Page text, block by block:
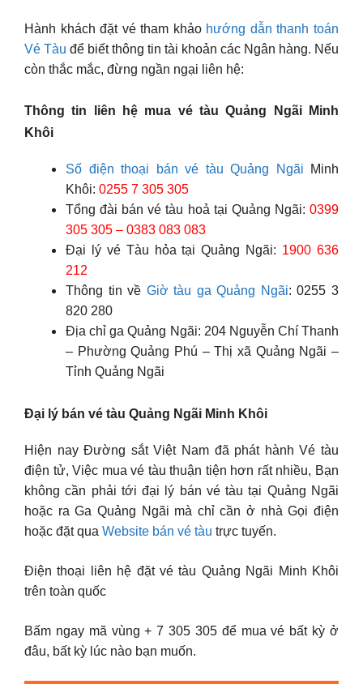
Hành khách đặt vé tham khảo hướng dẫn thanh toán
Vé Tàu để biết thông tin tài khoản các Ngân hàng. Nếu
còn thắc mắc, đừng ngần ngại liên hệ:
Thông tin liên hệ mua vé tàu Quảng Ngãi Minh
Khôi
Số điện thoại bán vé tàu Quảng Ngãi Minh
Khôi: 0255 7 305 305
Tổng đài bán vé tàu hoả tại Quảng Ngãi: 0399
305 305 – 0383 083 083
Đại lý vé Tàu hỏa tại Quảng Ngãi: 1900 636
212
Thông tin về Giờ tàu ga Quảng Ngãi: 0255 3
820 280
Địa chỉ ga Quảng Ngãi: 204 Nguyễn Chí Thanh
– Phường Quảng Phú – Thị xã Quảng Ngãi –
Tỉnh Quảng Ngãi
Đại lý bán vé tàu Quảng Ngãi Minh Khôi
Hiện nay Đường sắt Việt Nam đã phát hành Vé tàu
điện tử, Việc mua vé tàu thuận tiện hơn rất nhiều, Bạn
không cần phải tới đại lý bán vé tàu tại Quảng Ngãi
hoặc ra Ga Quảng Ngãi mà chỉ cần ở nhà Gọi điện
hoặc đặt qua Website bán vé tàu trực tuyến.
Điện thoại liên hệ đặt vé tàu Quảng Ngãi Minh Khôi
trên toàn quốc
Bấm ngay mã vùng + 7 305 305 để mua vé bất kỳ ở
đâu, bất kỳ lúc nào bạn muốn.